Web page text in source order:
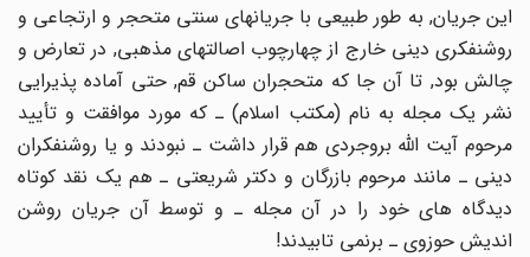
این جریان, به طور طبیعى با جریانهاى سنتى متحجر و ارتجاعى و
روشنفکرى دینى خارج از چهارچوب اصالتهاى مذهبى, در تعارض و
چالش بود, تا آن جا که متحجران ساکن قم, حتى آماده پذیرایى
نشر یک مجله به نام (مکتب اسلام) ـ که مورد موافقت و تأیید
مرحوم آیت اللّه بروجردى هم قرار داشت ـ نبودند و یا روشنفکران
دینى ـ مانند مرحوم بازرگان و دکتر شریعتى ـ هم یک نقد کوتاه
دیدگاه هاى خود را در آن مجله ـ و توسط آن جریان روشن
اندیش حوزوى ـ برنمى تابیدند!